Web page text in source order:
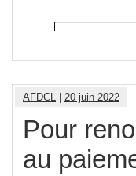
AFDCL 20 juin 2022
Pour
au